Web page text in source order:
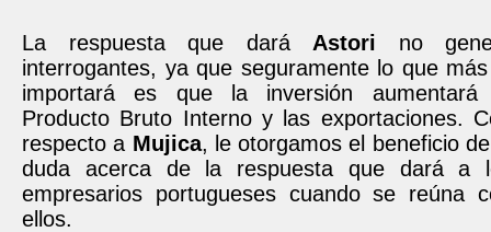
La respuesta que dará Astori no
interrogantes, ya que seguramente lo que
importará es que la inversión aumentará
Producto Bruto Interno y las exportaciones.
respecto a Mujica, le otorgamos el beneficio
duda acerca de la respuesta que dará a
empresarios portugueses cuando se reúna
ellos.